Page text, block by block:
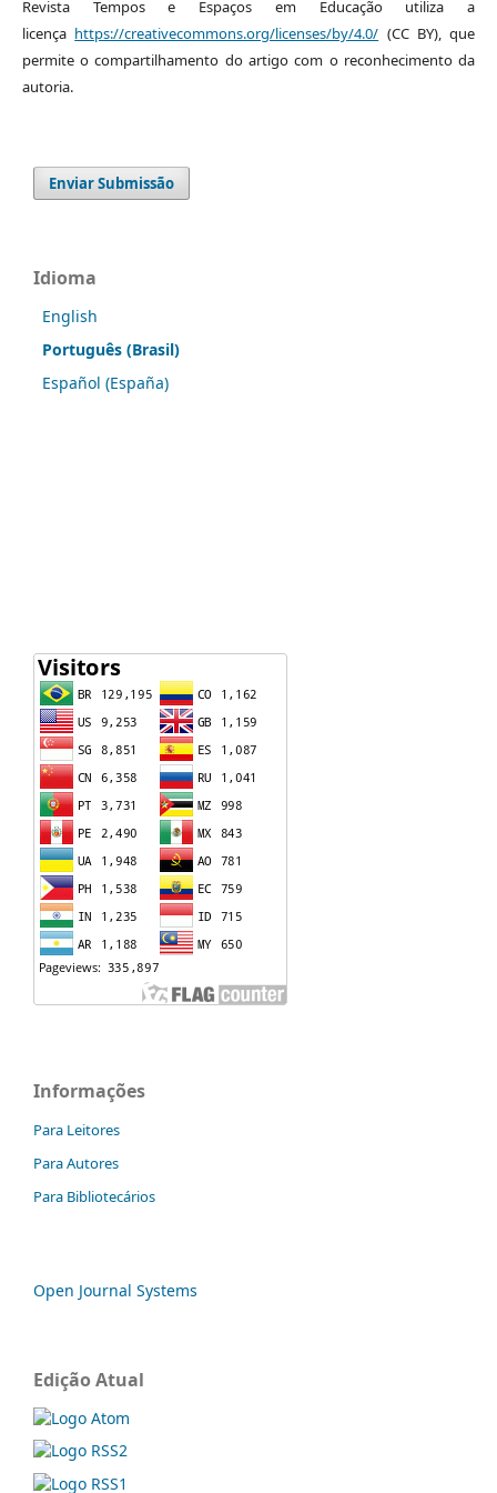
Revista Tempos e Espaços em Educação utiliza a
licença https://creativecommons.org/licenses/by/4.0/ (CC BY), que
permite o compartilhamento do artigo com o reconhecimento da
autoria.
Enviar Submissão
Idioma
English
Português (Brasil)
Español (España)
Informações
Para Leitores
Para Autores
Para Bibliotecários
Open Journal Systems
Edição Atual